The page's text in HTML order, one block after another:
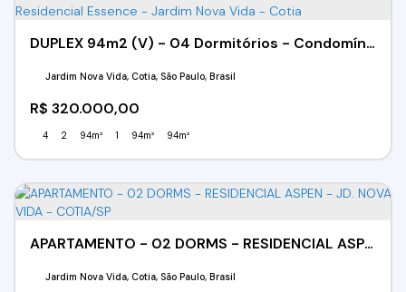
DUPLEX 94m2 (V) - 04 Dormitórios - Condomínio Residencial Essence - Jardim Nova Vida - Cotia
R$ 320.000,00
Jardim Nova Vida, Cotia, São Paulo, Brasil
4 2 94m² 1 94m² 94m²
APARTAMENTO - 02 DORMS - RESIDENCIAL ASPEN - JD. NOVA VIDA - COTIA/SP
Jardim Nova Vida, Cotia, São Paulo, Brasil